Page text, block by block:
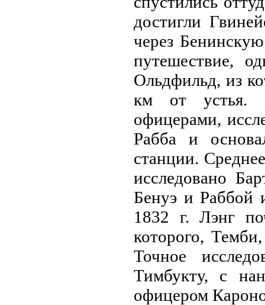
достигли
через
путешествие,
Ольдфильд, из
км от устья.
офицерами,
Рабба и
станции.
исследовано
Бенуэ и Раббой
1832 г. Лэнг
которого,
Точное
Тимбукту, с
офицером